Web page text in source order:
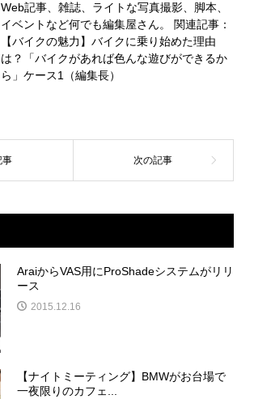
Web記事、雑誌、ライトな写真撮影、脚本、
イベントなど何でも編集屋さん。 関連記事：
【バイクの魅力】バイクに乗り始めた理由
は？「バイクがあれば色んな遊びができるか
ら」ケース1（編集長）
AraiからVAS用にProShadeシステムがリリ
ース
2015.12.16
【ナイトミーティング】BMWがお台場で
一夜限りのカフェ...